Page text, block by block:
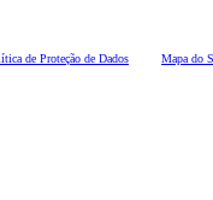
tica de Proteção de Dados Mapa do